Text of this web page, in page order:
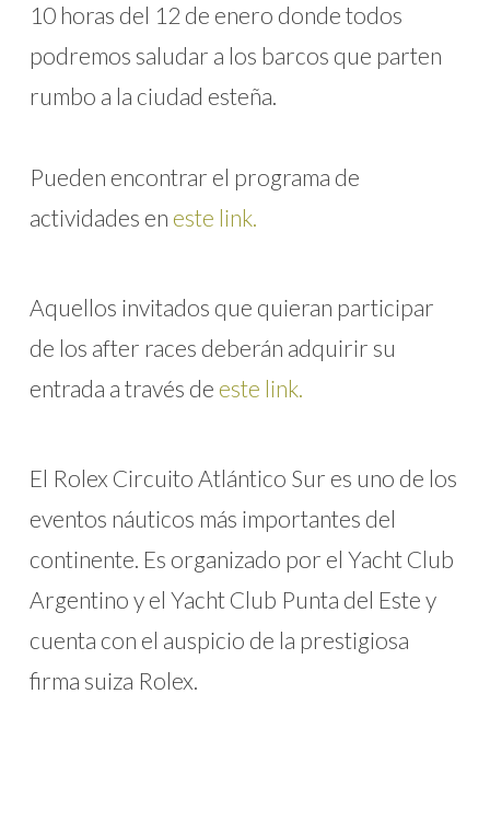
10 horas del 12 de enero donde todos
podremos saludar a los barcos que parten
rumbo a la ciudad esteña.
Pueden encontrar el programa de
actividades en este link.
Aquellos invitados que quieran participar
de los after races deberán adquirir su
entrada a través de este link.
El Rolex Circuito Atlántico Sur es uno de los
eventos náuticos más importantes del
continente. Es organizado por el Yacht Club
Argentino y el Yacht Club Punta del Este y
cuenta con el auspicio de la prestigiosa
firma suiza Rolex.